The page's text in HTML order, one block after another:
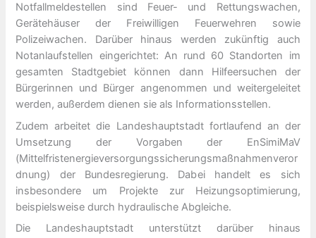
Notfallmeldestellen sind Feuer- und Rettungswachen,
Gerätehäuser der Freiwilligen Feuerwehren sowie
Polizeiwachen. Darüber hinaus werden zukünftig auch
Notanlaufstellen eingerichtet: An rund 60 Standorten im
gesamten Stadtgebiet können dann Hilfeersuchen der
Bürgerinnen und Bürger angenommen und weitergeleitet
werden, außerdem dienen sie als Informationsstellen.
Zudem arbeitet die Landeshauptstadt fortlaufend an der
Umsetzung der Vorgaben der EnSimiMaV
(Mittelfristenergieversorgungssicherungsmaßnahmenveror
dnung) der Bundesregierung. Dabei handelt es sich
insbesondere um Projekte zur Heizungsoptimierung,
beispielsweise durch hydraulische Abgleiche.
Die Landeshauptstadt unterstützt darüber hinaus